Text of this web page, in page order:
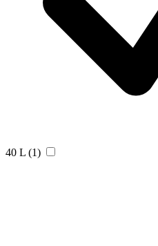
40 L (1)